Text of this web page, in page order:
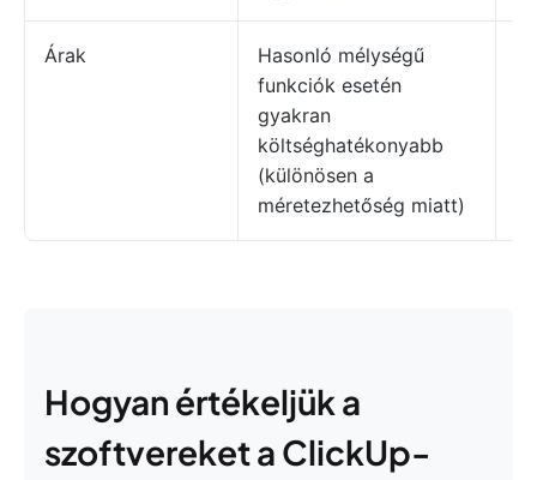
Árak
Hasonló mélységű
funkciók esetén
gyakran
költséghatékonyabb
(különösen a
méretezhetőség miatt)
Hogyan értékeljük a
szoftvereket a ClickUp-